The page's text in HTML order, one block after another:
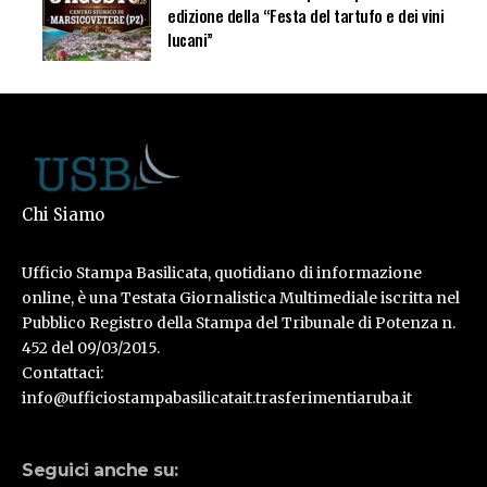
edizione della “Festa del tartufo e dei vini
lucani”
Chi Siamo
Ufficio Stampa Basilicata, quotidiano di informazione
online, è una Testata Giornalistica Multimediale iscritta nel
Pubblico Registro della Stampa del Tribunale di Potenza n.
452 del 09/03/2015.
Contattaci:
info@ufficiostampabasilicatait.trasferimentiaruba.it
Seguici anche su: